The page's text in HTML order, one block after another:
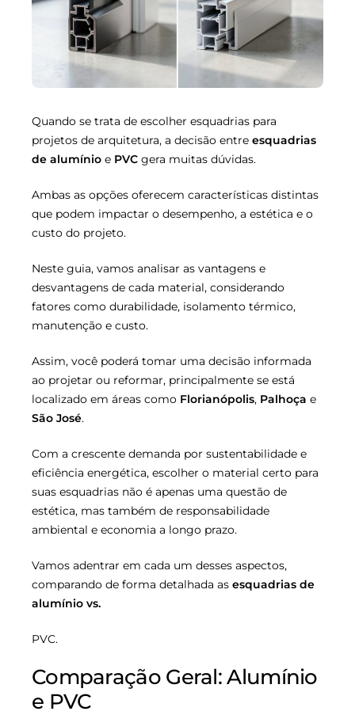
Quando se trata de escolher esquadrias para
projetos de arquitetura, a decisão entre esquadrias
de alumínio e PVC gera muitas dúvidas.
Ambas as opções oferecem características distintas
que podem impactar o desempenho, a estética e o
custo do projeto.
Neste guia, vamos analisar as vantagens e
desvantagens de cada material, considerando
fatores como durabilidade, isolamento térmico,
manutenção e custo.
Assim, você poderá tomar uma decisão informada
ao projetar ou reformar, principalmente se está
localizado em áreas como Florianópolis, Palhoça e
São José.
Com a crescente demanda por sustentabilidade e
eficiência energética, escolher o material certo para
suas esquadrias não é apenas uma questão de
estética, mas também de responsabilidade
ambiental e economia a longo prazo.
Vamos adentrar em cada um desses aspectos,
comparando de forma detalhada as esquadrias de
alumínio vs.
PVC.
Comparação Geral: Alumínio
e PVC